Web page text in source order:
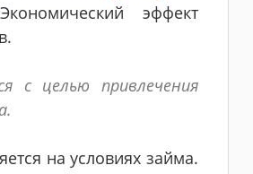
эффект
с целью привлечения
на условиях займа.